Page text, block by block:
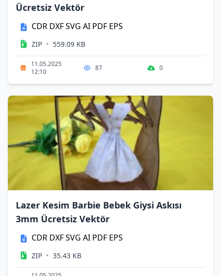
Ücretsiz Vektör
CDR DXFSVG AI PDF EPS
ZIP • 559.09 KB
11.05.2025
12:10
87 0
Lazer Kesim Barbie Bebek Giysi Askısı
3mm Ücretsiz Vektör
CDR DXFSVG AI PDF EPS
ZIP • 35.43 KB